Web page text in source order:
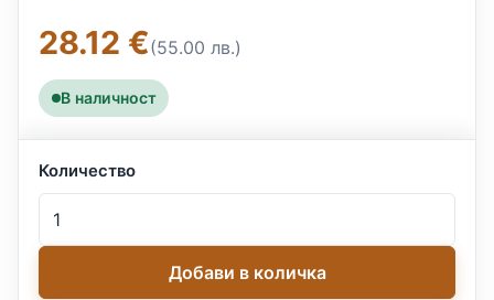
28.12 €(55.00 лв.)
В наличност
Количество
Добави в количка